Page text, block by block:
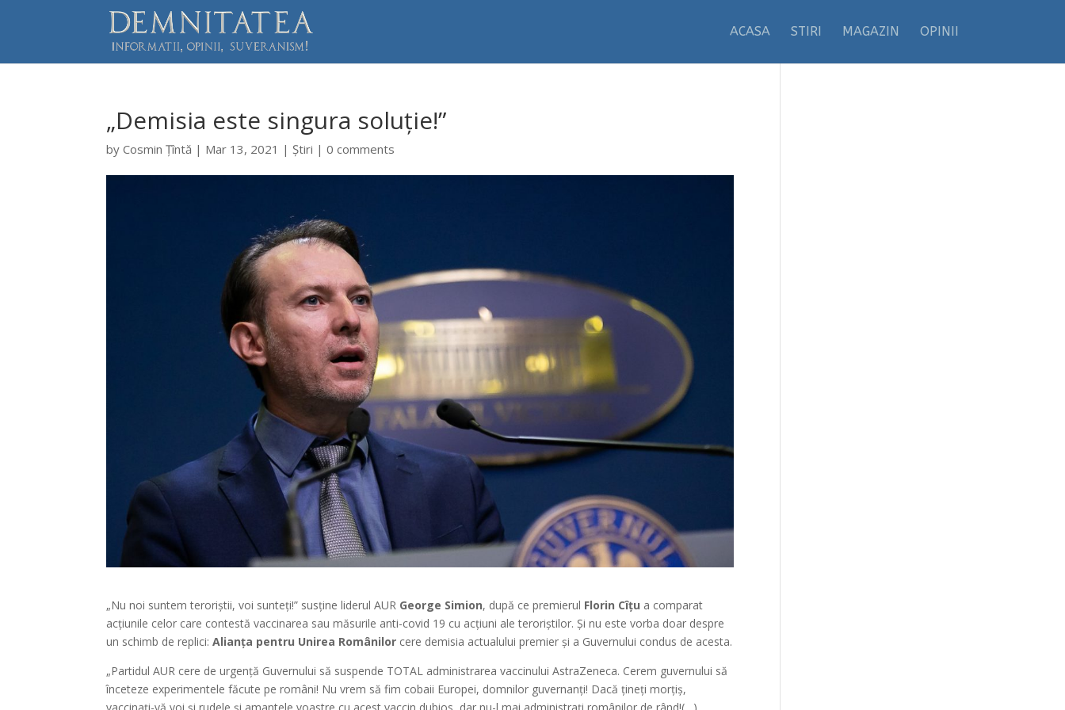
ACASA STIRI MAGAZIN OPINII
„Demisia este singura soluție!”
byCosmin Țîntă | Mar 13, 2021 |Știri |0 comments
„Nu noi suntem teroriștii, voi sunteți!” susține liderul AUR George Simion, după ce premierul Florin Cîțu a comparat
acțiunile celor care contestă vaccinarea sau măsurile anti-covid 19 cu acțiuni ale teroriștilor. Și nu este vorba doar despre
un schimb de replici:Alianța pentru Unirea Românilor cere demisia actualului premier și a Guvernului condus de acesta.
„Partidul AUR cere de urgență Guvernului să suspende TOTAL administrarea vaccinului AstraZeneca. Cerem guvernului să
înceteze experimentele făcute pe români! Nu vrem să fim cobaii Europei, domnilor guvernanți! Dacă țineți morțiș,